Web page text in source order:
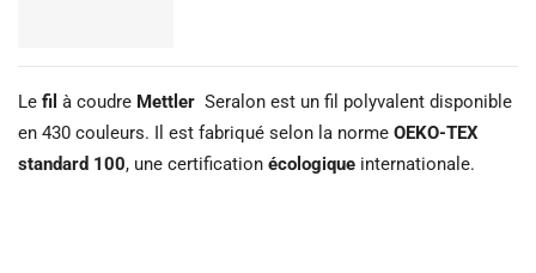
Le fil à coudre Mettler Seralon est un fil polyvalent disponible
en 430 couleurs. Il est fabriqué selon la norme OEKO-TEX
standard 100, une certification écologique internationale.